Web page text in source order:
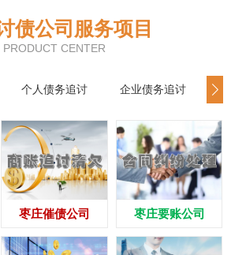
债公司服务项目
PRODUCT CENTER
个人债务追讨 企业债务追讨
枣庄催债公司 枣庄要账公司